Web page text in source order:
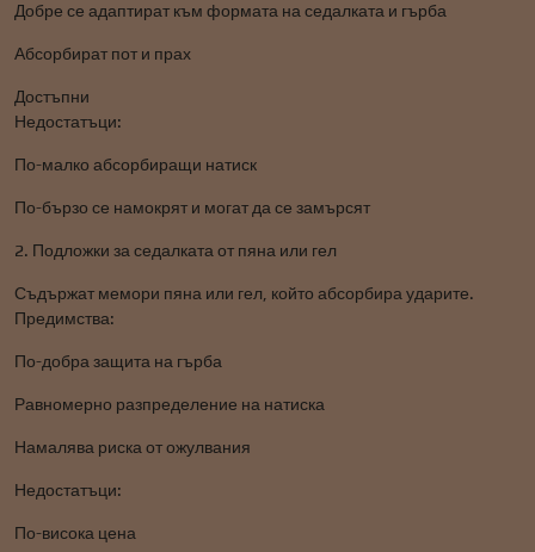
Добре се адаптират към формата на седалката и гърба
Абсорбират пот и прах
Достъпни
Недостатъци:
По-малко абсорбиращи натиск
По-бързо се намокрят и могат да се замърсят
2. Подложки за седалката от пяна или гел
Съдържат мемори пяна или гел, който абсорбира ударите.
Предимства:
По-добра защита на гърба
Равномерно разпределение на натиска
Намалява риска от ожулвания
Недостатъци:
По-висока цена